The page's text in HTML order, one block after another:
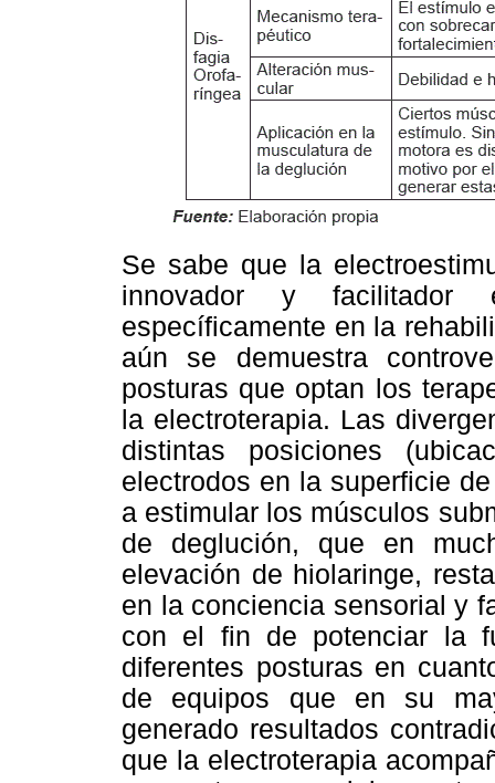
Se sabe que la
innovador y
específicamente en la
aún se demuestra
posturas que optan los
la electroterapia. Las
distintas posiciones
electrodos en la superficie
a estimular los músculos
de deglución, que en
elevación de hiolaringe,
en la conciencia sensorial y
con el fin de potenciar la
diferentes posturas en
de equipos que en su
generado resultados
que la electroterapia